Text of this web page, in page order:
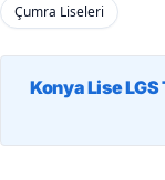
Çumra Liseleri
Konya Lise